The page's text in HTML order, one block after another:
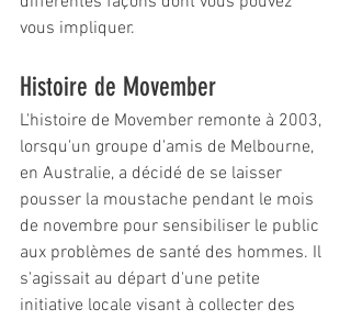
vous impliquer.
Histoire de Movember
L'histoire de Movember remonte à 2003,
lorsqu'un groupe d'amis de Melbourne,
en Australie, a décidé de se laisser
pousser la moustache pendant le mois
de novembre pour sensibiliser le public
aux problèmes de santé des hommes. Il
s'agissait au départ d'une petite
initiative locale visant à collecter des